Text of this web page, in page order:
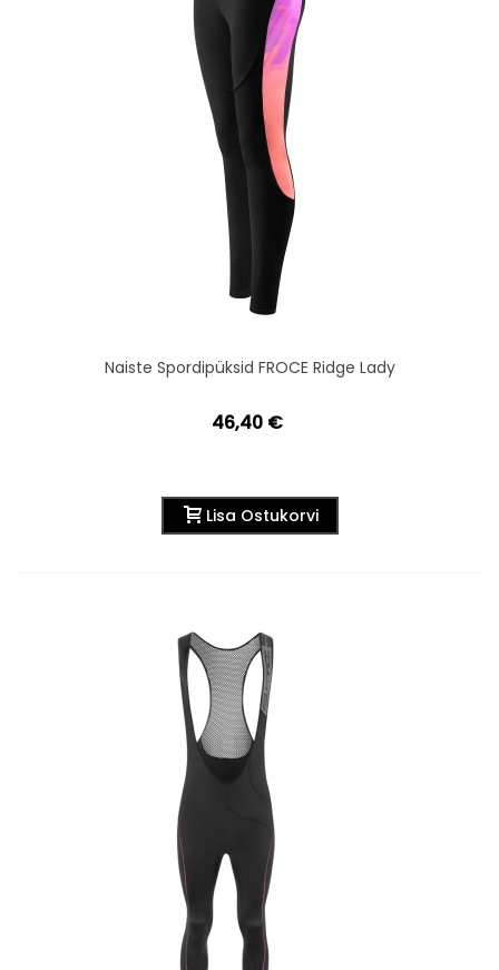
Naiste Spordipüksid FROCE Ridge Lady
46,40 €
Lisa Ostukorvi